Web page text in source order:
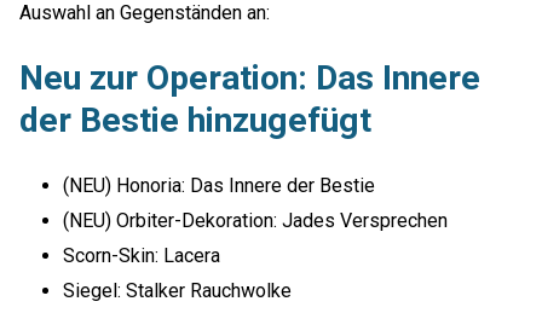
Auswahl an Gegenständen an:
Neu zur Operation: Das Innere
der Bestie hinzugefügt
(NEU) Honoria: Das Innere der Bestie
(NEU) Orbiter-Dekoration: Jades Versprechen
Scorn-Skin: Lacera
Siegel: Stalker Rauchwolke